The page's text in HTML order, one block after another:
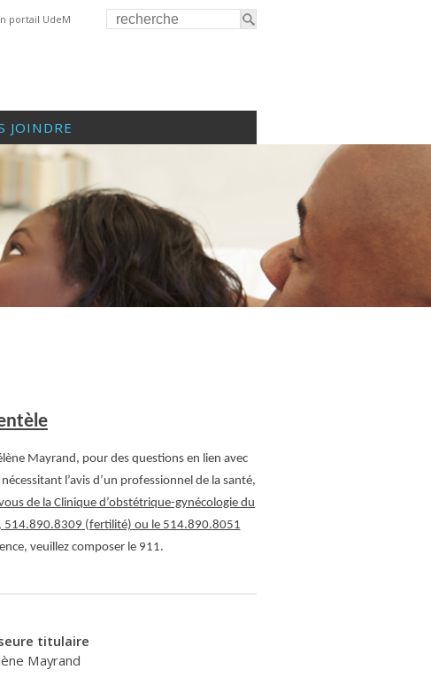
portail UdeM
JOINDRE
Mayrand, pour des questions en lien avec
l’avis d’un professionnel de la santé,
de la Clinique d’obstétrique-gynécologie du
514.890.8309 (fertilité) ou le 514.890.8051
veuillez composer le 911.
titulaire
Mayrand